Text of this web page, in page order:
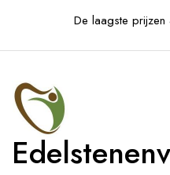
De laagste